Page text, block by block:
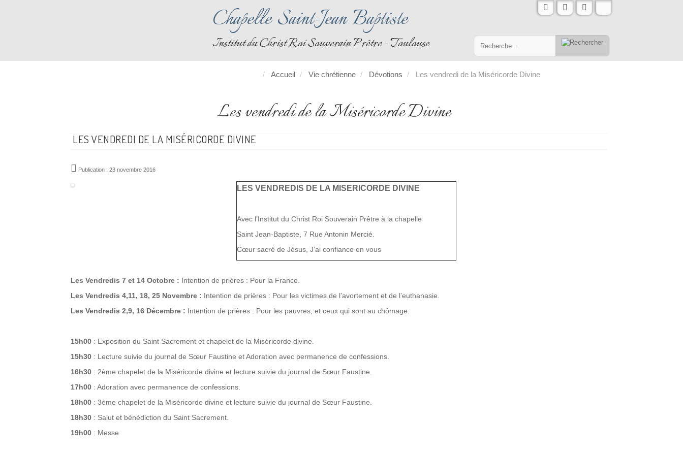
Chapelle Saint-Jean Baptiste
Institut du Christ Roi Souverain Prêtre - Toulouse
Accueil Vie chrétienne Dévotions Les vendredi de la Miséricorde Divine
Les vendredi de la Miséricorde Divine
LES VENDREDI DE LA MISÉRICORDE DIVINE
Publication : 23 novembre 2016
LES VENDREDIS DE LA MISERICORDE DIVINE
Avec l’Institut du Christ Roi Souverain Prêtre à la chapelle
Saint Jean-Baptiste, 7 Rue Antonin Mercié.
Cœur sacré de Jésus, J’ai confiance en vous
Les Vendredis 7 et 14 Octobre :
Intention de prières : Pour la France.
Les Vendredis 4,11, 18, 25 Novembre :
Intention de prières : Pour les victimes de l’avortement et de l’euthanasie.
Les Vendredis 2,9, 16 Décembre :
Intention de prières : Pour les pauvres, et ceux qui sont au chômage.
15h00 : Exposition du Saint Sacrement et chapelet de la Miséricorde divine.
15h30 : Lecture suivie du journal de Sœur Faustine et Adoration avec permanence de confessions.
16h30 : 2ème chapelet de la Miséricorde divine et lecture suivie du journal de Sœur Faustine.
17h00 : Adoration avec permanence de confessions.
18h00 : 3ème chapelet de la Miséricorde divine et lecture suivie du journal de Sœur Faustine.
18h30 : Salut et bénédiction du Saint Sacrement.
19h00 : Messe